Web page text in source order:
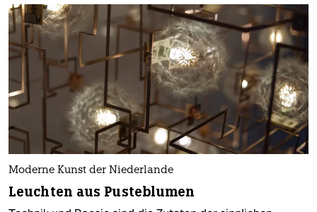
Moderne Kunst der Niederlande
Leuchten aus Pusteblumen